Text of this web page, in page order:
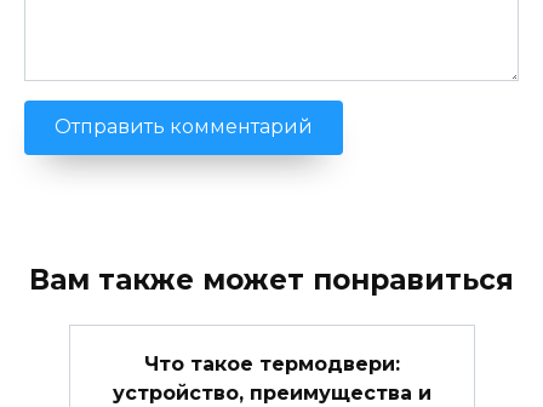
Вам также может понравиться
Что такое термодвери:
устройство, преимущества и